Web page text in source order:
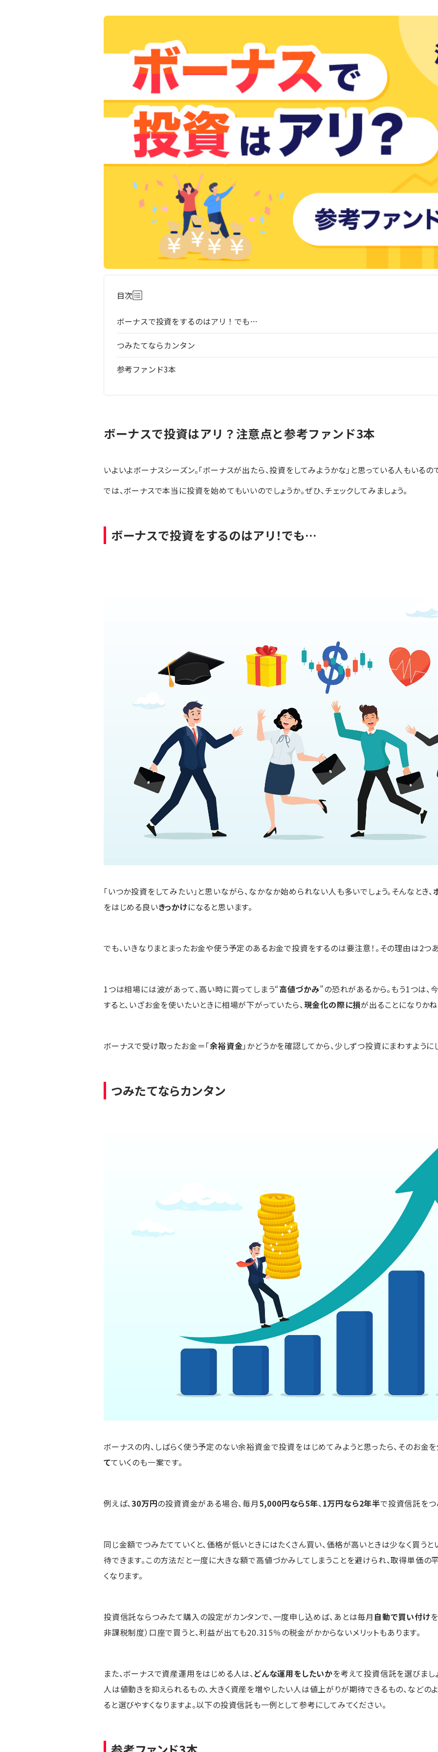
目次
ボーナスで投資をするのはアリ！でも…
つみたてならカンタン
参考ファンド3本
ボーナスで投資はアリ？注意点と参考ファンド3本
いよいよボーナスシーズン。「ボーナスが出たら、投資をしてみようかな」と思っている人もいるの
では、ボーナスで本当に投資を始めてもいいのでしょうか。ぜひ、チェックしてみましょう。
ボーナスで投資をするのはアリ！でも…
「いつか投資をしてみたい」と思いながら、なかなか始められない人も多いでしょう。そんなとき、
をはじめる良いきっかけになると思います。
でも、いきなりまとまったお金や使う予定のあるお金で投資をするのは要注意！。その理由は2つ
1つは相場には波があって、高い時に買ってしまう“高値づかみ”の恐れがあるから。もう1つは
すると、いざお金を使いたいときに相場が下がっていたら、現金化の際に損が出ることになりか
ボーナスで受け取ったお金＝「余裕資金」かどうかを確認してから、少しずつ投資にまわすように
つみたてならカンタン
ボーナスの内、しばらく使う予定のない余裕資金で投資をはじめてみようと思ったら、そのお金
てていくのも一案です。
例えば、30万円の投資資金がある場合、毎月5,000円なら5年、1万円なら2年半で投資信託をつ
同じ金額でつみたてていくと、価格が低いときにはたくさん買い、価格が高いときは少なく買うと
待できます。この方法だと一度に大きな額で高値づかみしてしまうことを避けられ、取得単価
くなります。
投資信託ならつみたて購入の設定がカンタンで、一度申し込めば、あとは毎月 自動で買い付け
非課税制度）口座で買うと、利益が出ても20.315％の税金がかからないメリットもあります。
また、ボーナスで資産運用をはじめる人は、どんな運用をしたいかを考えて投資信託を選びまし
人は値動きを抑えられるもの、大きく資産を増やしたい人は値上がりが期待できるもの、などの
ると選びやすくなりますよ。以下の投資信託も一例として参考にしてみてください。